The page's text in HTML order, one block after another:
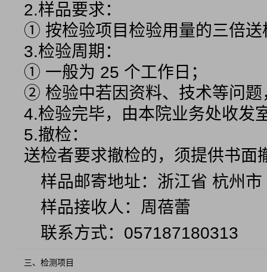
2.样品要求：
① 按检验项目检验用量的三倍送
3.检验周期：
① 一般为 25 个工作日；
② 检验中若因资料、技术等问题
4.检验完毕，由本院业务处收发
5.撤检：
送检者要求撤检的，须提供书面
样品邮寄地址：浙江省 杭州
样品接收人：周蓓蕾
联系方式：057187180313
三、检测项目